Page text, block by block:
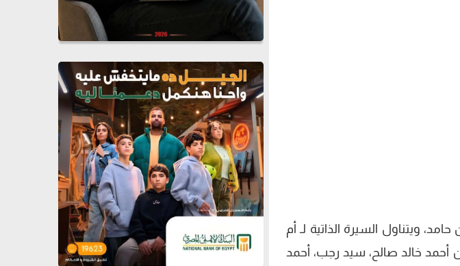
ويتناول السيرة الذاتية لـ أم
خالد صالح، سيد رجب، أحمد